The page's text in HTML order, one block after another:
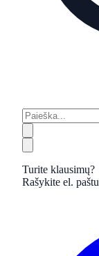
Turite klausimų?
Rašykite el. paštu